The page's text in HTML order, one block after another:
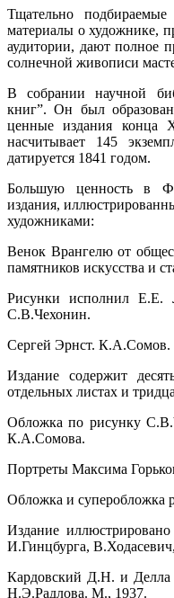
Тщательно
материалы о художнике,
аудитории, дают полное
солнечной живописи
В собрании научной
книг”. Он был
ценные издания
насчитывает 145
датируется 1841 годом.
Большую ценность в
издания,
художниками:
Венок Врангелю от
памятников искусства и
Рисунки исполнил Е.Е.
С.В.Чехонин.
Сергей Эрнст.
Издание содержит
отдельных листах и
Обложка по рисунку
К.А.Сомова.
Портреты Максима
Обложка и суперобложка
Издание
И.Гинцбурга,
Кардовский Д.Н. и
Н.Э.Радлова. М., 1937.